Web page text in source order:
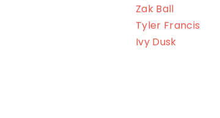
Zak Ball
Tyler Francis
Ivy Dusk